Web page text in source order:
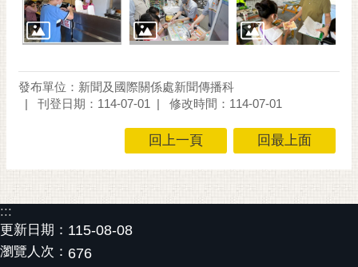
發布單位：新聞及國際關係處新聞傳播科
刊登日期：114-07-01
修改時間：114-07-01
回上一頁 回最上面
:::
更新日期： 115-08-08
瀏覽人次： 676